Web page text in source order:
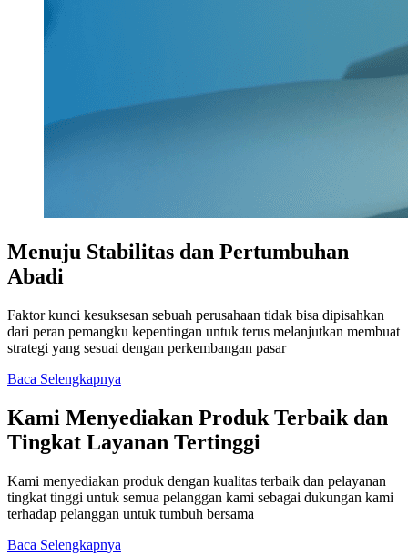
Menuju Stabilitas dan Pertumbuhan
Abadi
Faktor kunci kesuksesan sebuah perusahaan tidak bisa dipisahkan
dari peran pemangku kepentingan untuk terus melanjutkan membuat
strategi yang sesuai dengan perkembangan pasar
Baca Selengkapnya
Kami Menyediakan Produk Terbaik dan
Tingkat Layanan Tertinggi
Kami menyediakan produk dengan kualitas terbaik dan pelayanan
tingkat tinggi untuk semua pelanggan kami sebagai dukungan kami
terhadap pelanggan untuk tumbuh bersama
Baca Selengkapnya